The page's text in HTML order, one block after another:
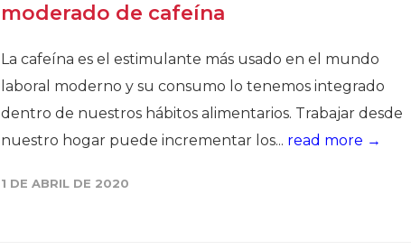
moderado de cafeína
La cafeína es el estimulante más usado en el mundo
laboral moderno y su consumo lo tenemos integrado
dentro de nuestros hábitos alimentarios. Trabajar desde
nuestro hogar puede incrementar los... read more →
1 DE ABRIL DE 2020